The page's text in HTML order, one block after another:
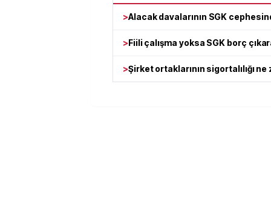
>Alacak davalarının SGK
>Fiili çalışma yoksa SGK borç
>Şirket ortaklarının sigortalılığı